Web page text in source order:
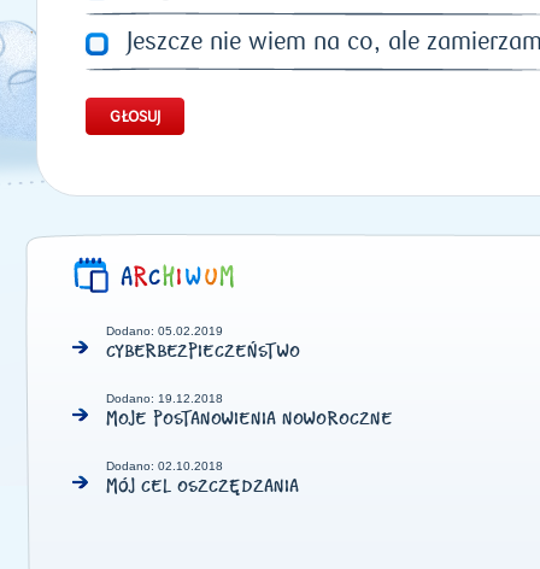
Jeszcze nie wiem na co, ale
Dodano: 05.02.2019
CYBERBEZPIECZEŃSTWO
Dodano: 19.12.2018
MOJE POSTANOWIENIA NOWOROCZNE
Dodano: 02.10.2018
MÓJ CEL OSZCZĘDZANIA